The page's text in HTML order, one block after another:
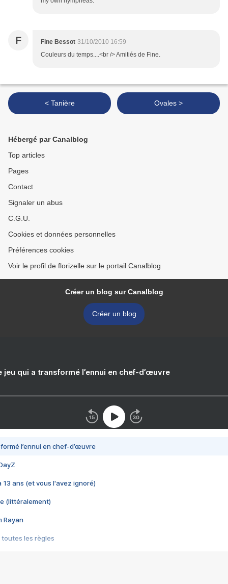
F Fine Bessot 31/10/2010 16:59
Couleurs du temps....<br /> Amitiés de Fine.
< Tanière Ovales >
Hébergé par Canalblog
Top articles
Pages
Contact
Signaler un abus
C.G.U.
Cookies et données personnelles
Préférences cookies
Voir le profil de florizelle sur le portail Canalblog
Créer un blog sur Canalblog
Créer un blog
jeu qui a transformé l’ennui en chef-d’œuvre
l’ennui en chef-d’œuvre
13 ans (et vous l'avez ignoré)
(littéralement)
Rayan
toutes les règles